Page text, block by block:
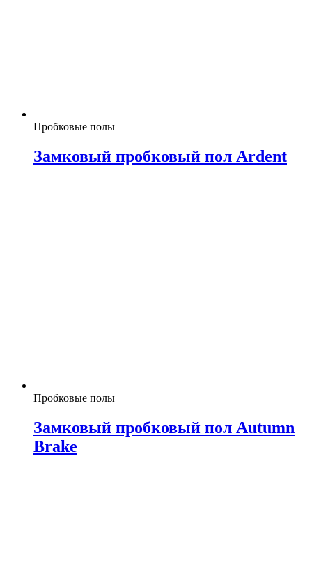
Пробковые полы
Замковый пробковый пол Ardent
Пробковые полы
Замковый пробковый пол Autumn
Brake